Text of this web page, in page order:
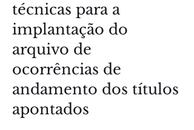
técnicas para a
implantação do
arquivo de
ocorrências de
andamento dos títulos
apontados